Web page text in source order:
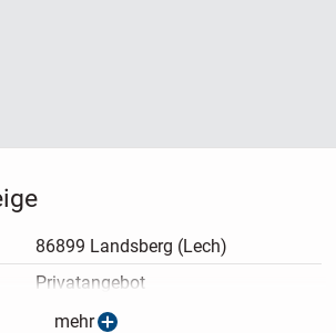
86899 Landsberg (Lech)
Privatangebot
25.04.2026
mehr